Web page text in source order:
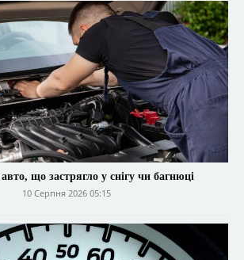
що застрягло у снігу чи багнюці
10 Серпня 2026 05:15